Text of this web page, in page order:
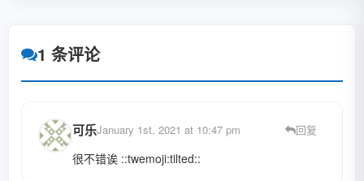
1 条评论
可乐January 1st, 2021 at 10:47 pm 回复
很不错诶 ::twemoji:tilted::